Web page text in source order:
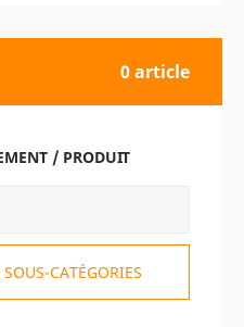
0 article
/ PRODUIT
CATÉGORIES